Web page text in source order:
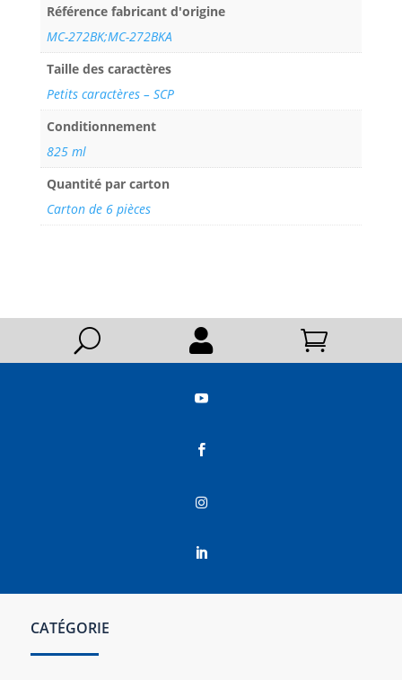
Référence fabricant d'origine
MC-272BK;MC-272BKA
Taille des caractères
Petits caractères – SCP
Conditionnement
825 ml
Quantité par carton
Carton de 6 pièces
U  




CATÉGORIE